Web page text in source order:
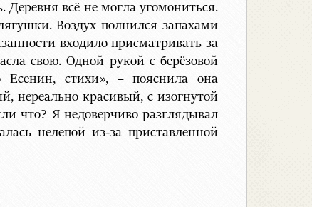
Деревня всё не могла угомониться.
Воздух полнился запахами
входило присматривать за
свою. Одной рукой с берёзовой
стихи», – пояснила она
нереально красивый, с изогнутой
что? Я недоверчиво разглядывал
нелепой из-за приставленной